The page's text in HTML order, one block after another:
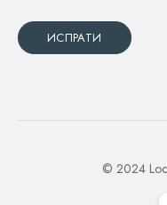
© 2024